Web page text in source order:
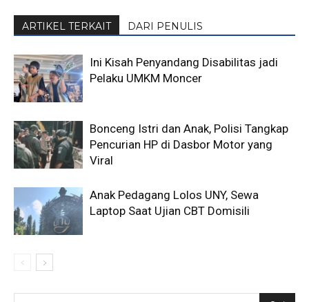
ARTIKEL TERKAIT DARI PENULIS
Ini Kisah Penyandang Disabilitas jadi
Pelaku UMKM Moncer
Bonceng Istri dan Anak, Polisi Tangkap
Pencurian HP di Dasbor Motor yang
Viral
Anak Pedagang Lolos UNY, Sewa
Laptop Saat Ujian CBT Domisili